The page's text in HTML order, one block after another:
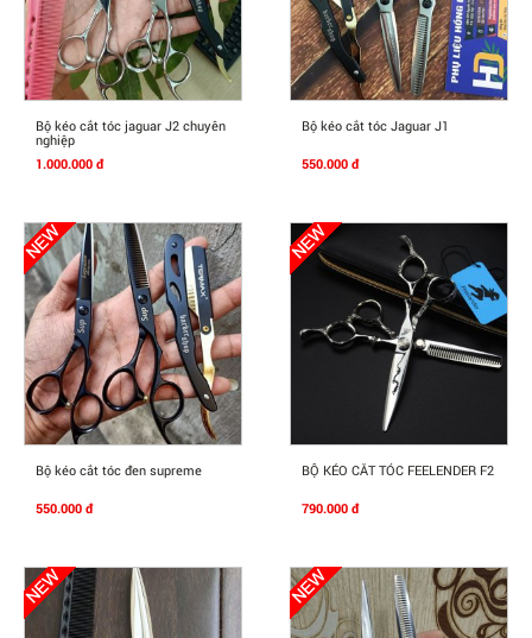
Mua Ngay
Bộ kéo cắt tóc jaguar J2 chuyên
nghiệp
1.000.000 đ
Mua Ngay
Bộ kéo cắt tóc Jaguar J1
550.000 đ
Mua Ngay
Bộ kéo cắt tóc đen supreme
550.000 đ
Mua Ngay
BỘ KÉO CẮT TÓC FEELENDER F2
790.000 đ